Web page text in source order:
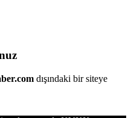
dışındaki bir siteye